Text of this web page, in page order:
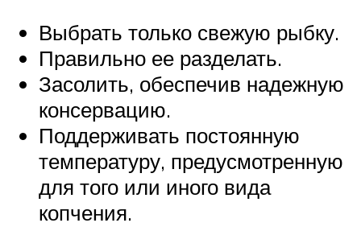
Выбрать только свежую рыбку.
Правильно ее разделать.
Засолить, обеспечив надежную
консервацию.
Поддерживать постоянную
температуру, предусмотренную
для того или иного вида
копчения.